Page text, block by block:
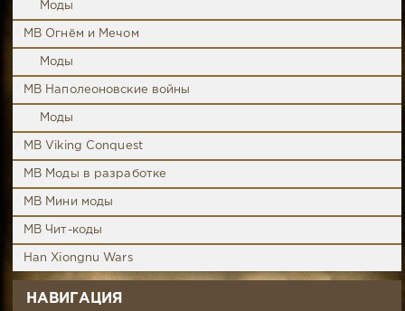
Моды
MB Огнём и Мечом
Моды
MB Наполеоновские войны
Моды
MB Viking Conquest
MB Моды в разработке
MB Мини моды
MB Чит-коды
Han Xiongnu Wars
НАВИГАЦИЯ